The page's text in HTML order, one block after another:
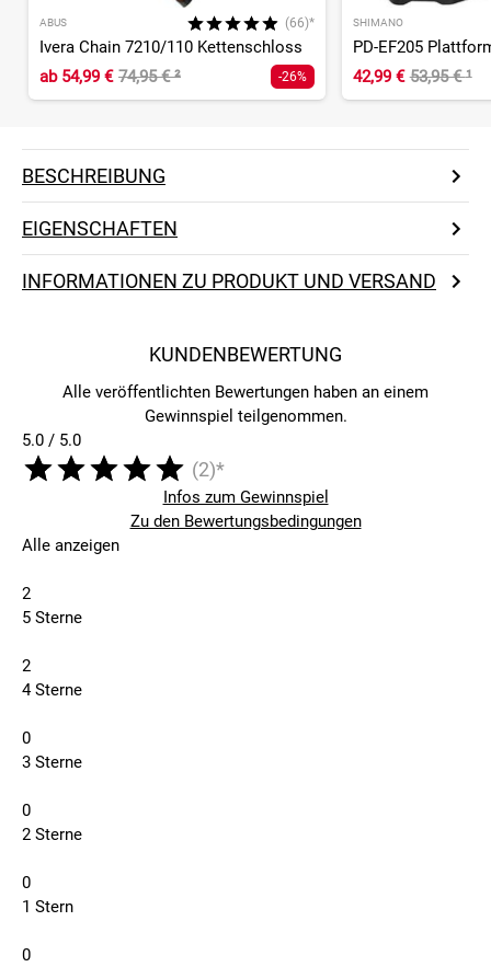
ABUS (66)*
Ivera Chain 7210/110 Kettenschloss
ab54,99 € 74,95 €² -26%
SHIMANO
PD-EF205
42,99 € 53,95 €¹
BESCHREIBUNG
EIGENSCHAFTEN
INFORMATIONEN ZU PRODUKT UND VERSAND
KUNDENBEWERTUNG
Alle veröffentlichten Bewertungen haben an einem
Gewinnspiel teilgenommen.
5.0 / 5.0
(2)*
Infos zum Gewinnspiel
Zu den Bewertungsbedingungen
Alle anzeigen
2
5 Sterne
2
4 Sterne
0
3 Sterne
0
2 Sterne
0
1 Stern
0